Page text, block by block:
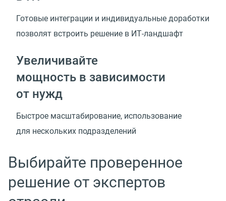
Готовые интеграции и индивидуальные доработки
позволят встроить решение в ИТ-ландшафт
Увеличивайте
мощность в зависимости
от нужд
Быстрое масштабирование, использование
для нескольких подразделений
Выбирайте проверенное
решение от экспертов